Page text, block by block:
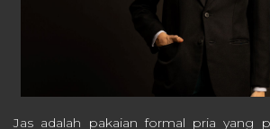
Jas adalah pakaian formal pria yang